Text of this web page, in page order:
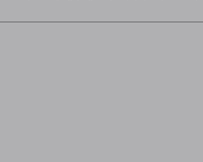
muy profunda. Follando como si su coño estuviera
la garganta profunda más profunda. Follaron hasta que